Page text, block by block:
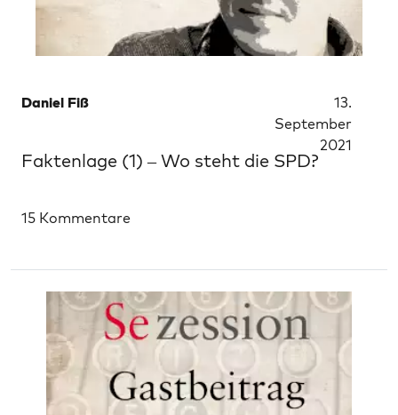
Daniel Fiß
13.
September
2021
Faktenlage (1) – Wo steht die SPD?
15 Kommentare